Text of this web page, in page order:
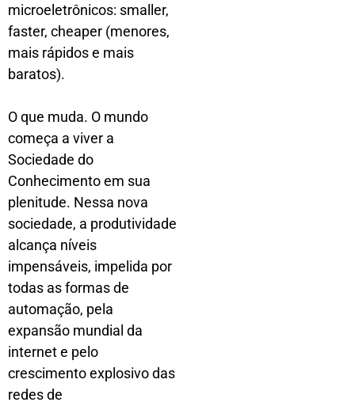
microeletrônicos: smaller,
faster, cheaper (menores,
mais rápidos e mais
baratos).
O que muda. O mundo
começa a viver a
Sociedade do
Conhecimento em sua
plenitude. Nessa nova
sociedade, a produtividade
alcança níveis
impensáveis, impelida por
todas as formas de
automação, pela
expansão mundial da
internet e pelo
crescimento explosivo das
redes de